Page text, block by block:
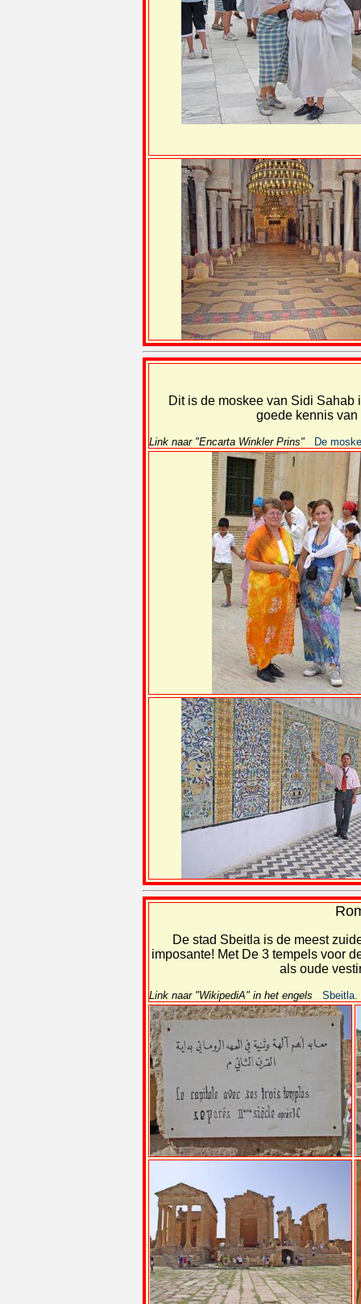
Dit is de moskee van Sidi Sahab
goede kennis
Link naar "Encarta Winkler Prins" De
De stad Sbeitla is de meest
imposante! Met De 3 tempels voor
als oude
Link naar "WikipediA" in het engels Sbeitla.